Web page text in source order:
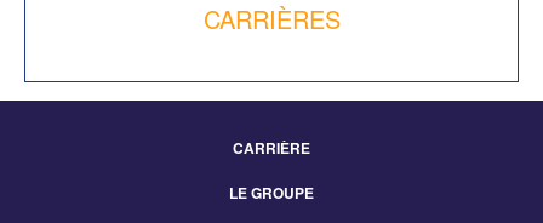
CARRIÈRES
CARRIÈRE
LE GROUPE